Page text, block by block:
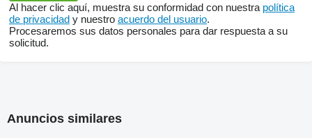
Al hacer clic aquí, muestra su conformidad con nuestra política
de privacidad y nuestro acuerdo del usuario.
Procesaremos sus datos personales para dar respuesta a su
solicitud.
Anuncios similares